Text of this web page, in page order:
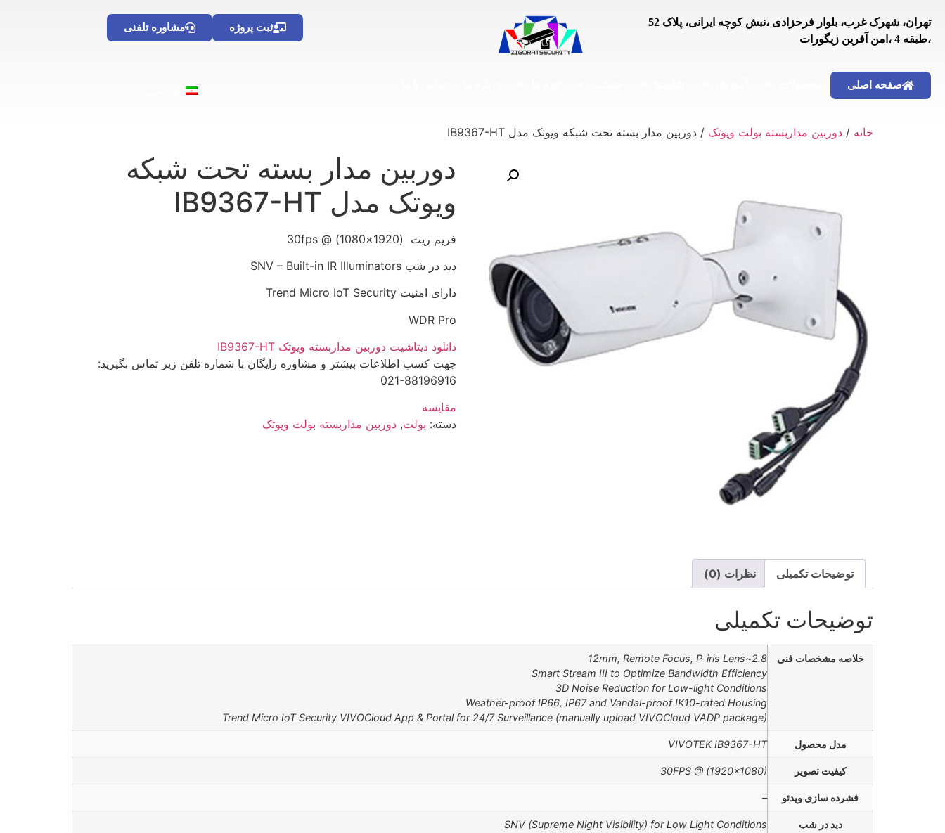
تهران، شهرک غرب، بلوار فرحزادی ،نبش کوچه ایرانی، پلاک 52
،طبقه 4 ،امن آفرین زیگورات
مشاوره تلفنی ثبت پروژه
صفحه اصلی
خانه / دوربین مداربسته بولت ویوتک / دوربین مدار بسته تحت شبکه ویوتک مدل IB9367-HT
دوربین مدار بسته تحت شبکه
ویوتک مدل IB9367-HT
فریم ریت (1920×1080) @ 30fps
دید در شب SNV – Built-in IR Illuminators
دارای امنیت Trend Micro IoT Security
WDR Pro
دانلود دیتاشیت دوربین مداربسته ویوتک IB9367-HT
جهت کسب اطلاعات بیشتر و مشاوره رایگان با شماره تلفن زیر تماس بگیرید:
021-88196916
مقایسه
دسته: بولت, دوربین مداربسته بولت ویوتک
توضیحات تکمیلی نظرات (0)
توضیحات تکمیلی
خلاصه مشخصات فنی
2.8~12mm, Remote Focus, P-iris Lens
Smart Stream III to Optimize Bandwidth Efficiency
3D Noise Reduction for Low-light Conditions
Weather-proof IP66, IP67 and Vandal-proof IK10-rated Housing
Trend Micro IoT Security VIVOCloud App & Portal for 24/7 Surveillance (manually upload VIVOCloud VADP package)
مدل محصول VIVOTEK IB9367-HT
کیفیت تصویر 30FPS @ (1920×1080)
فشرده سازی ویدئو –
دید در شب
SNV (Supreme Night Visibility) for Low Light Conditions